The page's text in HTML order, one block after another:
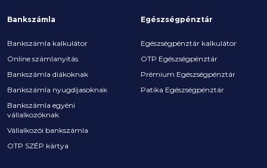
Bankszámla
Bankszámla kalkulátor
Online számlanyitás
Bankszámla diákoknak
Bankszámla nyugdíjasoknak
Bankszámla egyéni
vállalkozóknak
Vállalkozói bankszámla
OTP SZÉP kártya
Egészségpénztár
Egészségpénztár kalkulátor
OTP Egészségpénztár
Prémium Egészségpénztár
Patika Egészségpénztár